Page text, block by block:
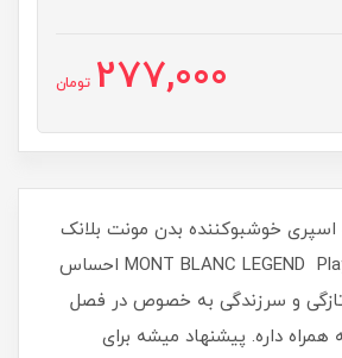
277,000 تومان
خوشبوکننده بدن مونت بلانک
لجندMONT BLANC LEGEND Playhot Moment احساس
و سرزندگی به خصوص در فصل
همراه داره. پیشنهاد میشه برای